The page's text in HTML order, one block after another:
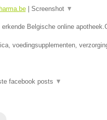
| Screenshot ▼
Belgische online
voedingsupplementen,
facebook posts ▼